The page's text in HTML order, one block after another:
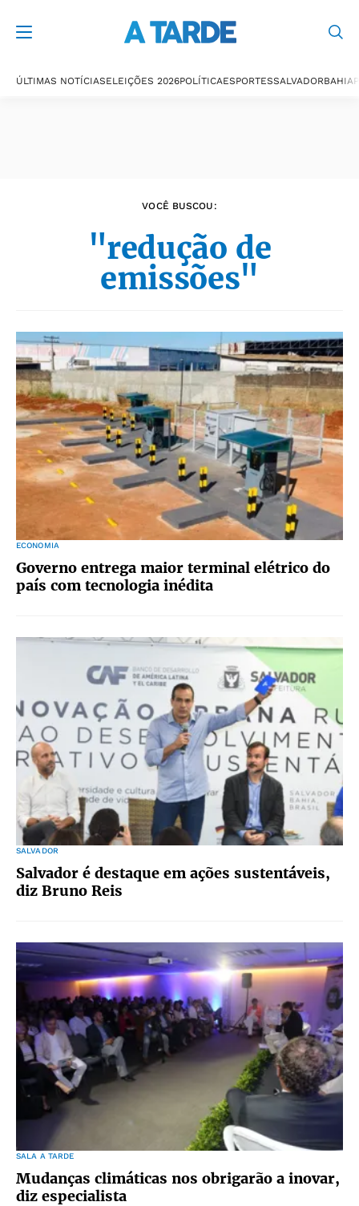
ÚLTIMAS NOTÍCIASELEIÇÕES 2026POLÍTICAESPORTESSALVADORBAHIA
VOCÊ BUSCOU:
"redução de
emissões"
ECONOMIA
Governo entrega maior terminal elétrico do
país com tecnologia inédita
SALVADOR
Salvador é destaque em ações sustentáveis,
diz Bruno Reis
SALA A TARDE
Mudanças climáticas nos obrigarão a inovar,
diz especialista